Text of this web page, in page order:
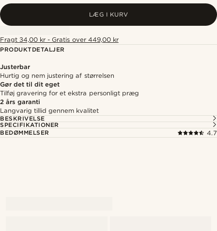
LÆG I KURV
Fragt 34,00 kr - Gratis over 449,00 kr
PRODUKTDETALJER
Justerbar
Hurtig og nem justering af størrelsen
Gør det til dit eget
Tilføj gravering for et ekstra personligt præg
2 års garanti
Langvarig tillid gennem kvalitet
BESKRIVELSE
SPECIFIKATIONER
BEDØMMELSER
4.7